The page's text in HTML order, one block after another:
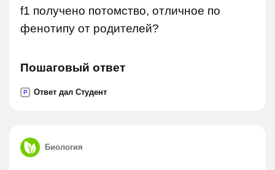
f1 получено потомство, отличное по
фенотипу от родителей?
Пошаговый ответ
P Ответ дал Студент
Биология